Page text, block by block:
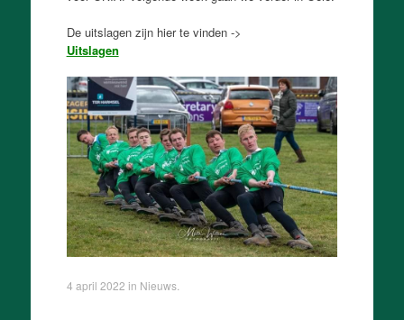
De uitslagen zijn hier te vinden ->
Uitslagen
4 april 2022 in Nieuws.